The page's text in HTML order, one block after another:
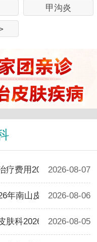
甲沟炎
疗费用2026参考2026-08-07
年南山皮肤科治疗费用
2026-08-06
肤科2026治疗费用参考
2026-08-05